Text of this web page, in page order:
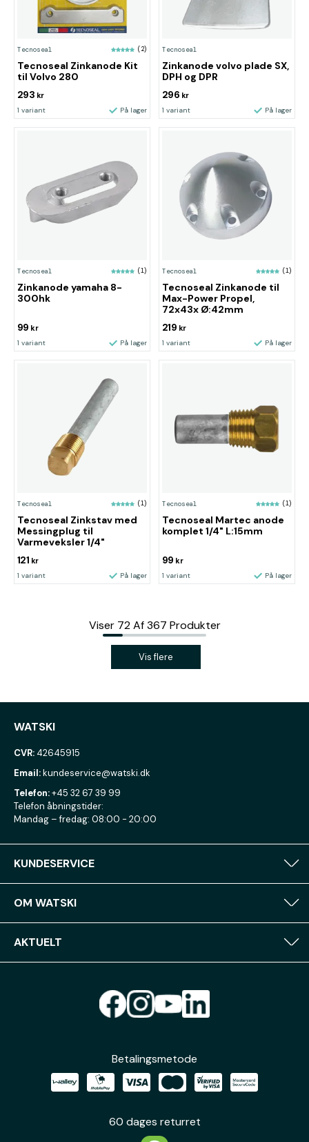
Tecnoseal (2)
Tecnoseal Zinkanode Kit
til Volvo 280
293 kr
1 variant På lager
Tecnoseal
Zinkanode volvo plade SX,
DPH og DPR
296 kr
1 variant På lager
Tecnoseal (1)
Zinkanode yamaha 8-
300hk
99 kr
1 variant På lager
Tecnoseal (1)
Tecnoseal Zinkanode til
Max-Power Propel,
72x43x Ø:42mm
219 kr
1 variant På lager
Tecnoseal (1)
Tecnoseal Zinkstav med
Messingplug til
Varmeveksler 1/4"
121 kr
1 variant På lager
Tecnoseal (1)
Tecnoseal Martec anode
komplet 1/4" L:15mm
99 kr
1 variant På lager
Viser 72 Af 367 Produkter
Vis flere
WATSKI
CVR: 42645915
Email:kundeservice@watski.dk
Telefon:+45 32 67 39 99
Telefon åbningstider:
Mandag – fredag: 08:00 - 20:00
KUNDESERVICE
OM WATSKI
AKTUELT
Betalingsmetode
60 dages returret